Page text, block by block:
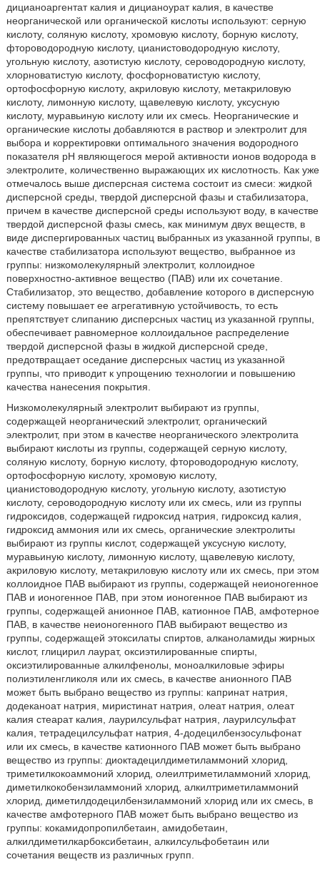
дицианоаргентат калия и дицианоурат калия, в качестве
неорганической или органической кислоты используют: серную
кислоту, соляную кислоту, хромовую кислоту, борную кислоту,
фтороводородную кислоту, цианистоводородную кислоту,
угольную кислоту, азотистую кислоту, сероводородную кислоту,
хлорноватистую кислоту, фосфорноватистую кислоту,
ортофосфорную кислоту, акриловую кислоту, метакриловую
кислоту, лимонную кислоту, щавелевую кислоту, уксусную
кислоту, муравьиную кислоту или их смесь. Неорганические и
органические кислоты добавляются в раствор и электролит для
выбора и корректировки оптимального значения водородного
показателя рН являющегося мерой активности ионов водорода в
электролите, количественно выражающих их кислотность. Как уже
отмечалось выше дисперсная система состоит из смеси: жидкой
дисперсной среды, твердой дисперсной фазы и стабилизатора,
причем в качестве дисперсной среды используют воду, в качестве
твердой дисперсной фазы смесь, как минимум двух веществ, в
виде диспергированных частиц выбранных из указанной группы, в
качестве стабилизатора используют вещество, выбранное из
группы: низкомолекулярный электролит, коллоидное
поверхностно-активное вещество (ПАВ) или их сочетание.
Стабилизатор, это вещество, добавление которого в дисперсную
систему повышает ее агрегативную устойчивость, то есть
препятствует слипанию дисперсных частиц из указанной группы,
обеспечивает равномерное коллоидальное распределение
твердой дисперсной фазы в жидкой дисперсной среде,
предотвращает оседание дисперсных частиц из указанной
группы, что приводит к упрощению технологии и повышению
качества нанесения покрытия.
Низкомолекулярный электролит выбирают из группы,
содержащей неорганический электролит, органический
электролит, при этом в качестве неорганического электролита
выбирают кислоты из группы, содержащей серную кислоту,
соляную кислоту, борную кислоту, фтороводородную кислоту,
ортофосфорную кислоту, хромовую кислоту,
цианистоводородную кислоту, угольную кислоту, азотистую
кислоту, сероводородную кислоту или их смесь, или из группы
гидроксидов, содержащей гидроксид натрия, гидроксид калия,
гидроксид аммония или их смесь, органические электролиты
выбирают из группы кислот, содержащей уксусную кислоту,
муравьиную кислоту, лимонную кислоту, щавелевую кислоту,
акриловую кислоту, метакриловую кислоту или их смесь, при этом
коллоидное ПАВ выбирают из группы, содержащей неионогенное
ПАВ и ионогенное ПАВ, при этом ионогенное ПАВ выбирают из
группы, содержащей анионное ПАВ, катионное ПАВ, амфотерное
ПАВ, в качестве неионогенного ПАВ выбирают вещество из
группы, содержащей этоксилаты спиртов, алканоламиды жирных
кислот, глицирил лаурат, оксиэтилированные спирты,
оксиэтилированные алкилфенолы, моноалкиловые эфиры
полиэтиленгликоля или их смесь, в качестве анионного ПАВ
может быть выбрано вещество из группы: капринат натрия,
додеканоат натрия, миристинат натрия, олеат натрия, олеат
калия стеарат калия, лаурилсульфат натрия, лаурилсульфат
калия, тетрадецилсульфат натрия, 4-додецилбензосульфонат
или их смесь, в качестве катионного ПАВ может быть выбрано
вещество из группы: диоктадецилдиметиламмоний хлорид,
триметилкокоаммоний хлорид, олеилтриметиламмоний хлорид,
диметилкокобензиламмоний хлорид, алкилтриметиламмоний
хлорид, диметилдодецилбензиламмоний хлорид или их смесь, в
качестве амфотерного ПАВ может быть выбрано вещество из
группы: кокамидопропилбетаин, амидобетаин,
алкилдиметилкарбоксибетаин, алкилсульфобетаин или
сочетания веществ из различных групп.